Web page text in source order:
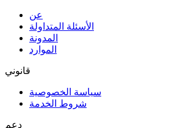
عن
الأسئلة المتداولة
المدونة
الموارد
قانوني
سياسة الخصوصية
شروط الخدمة
دعم